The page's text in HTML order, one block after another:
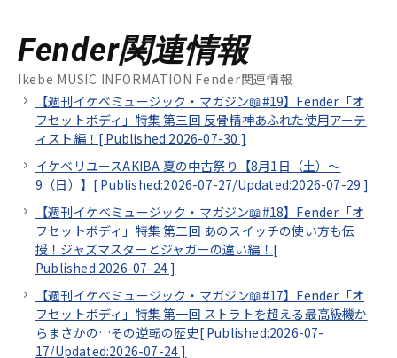
Fender関連情報
Ikebe MUSIC INFORMATION Fender関連情報
【週刊イケベミュージック・マガジン📖#19】Fender「オ
フセットボディ」特集 第三回 反骨精神あふれた使用アーテ
ィスト編！[ Published:2026-07-30 ]
イケベリユースAKIBA 夏の中古祭り【8月1日（土）～
9（日）】[ Published:2026-07-27/Updated:2026-07-29 ]
【週刊イケベミュージック・マガジン📖#18】Fender「オ
フセットボディ」特集 第二回 あのスイッチの使い方も伝
授！ジャズマスターとジャガーの違い編！[
Published:2026-07-24 ]
【週刊イケベミュージック・マガジン📖#17】Fender「オ
フセットボディ」特集 第一回 ストラトを超える最高級機か
らまさかの…その逆転の歴史[ Published:2026-07-
17/Updated:2026-07-24 ]